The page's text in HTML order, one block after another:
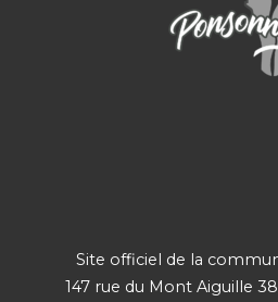
Site officiel de la
147 rue du Mont Aiguille